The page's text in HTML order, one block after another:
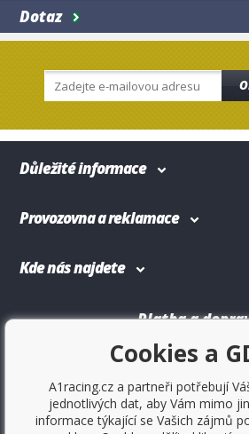
Dotaz
Důležité informace
Provozovna a reklamace
Kde nás najdete
Platba a
Cookies a
A1racing.cz a partneři potřebují
jednotlivých dat, aby Vám mimo
informace týkající se Vašich zájmů